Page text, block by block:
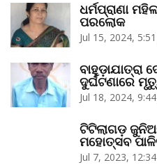
ଧର୍ମପ୍ରାଣା
ପରଲୋକ
Jul 15, 2024,
ବାହୁଡ଼ାଯାତ୍ରା
ଦୁର୍ଘଟଣାରେ
Jul 18, 2024,
ଟିଟିଲାଗଡ଼
ମହୋତ୍ସବ
Jul 7, 2023,